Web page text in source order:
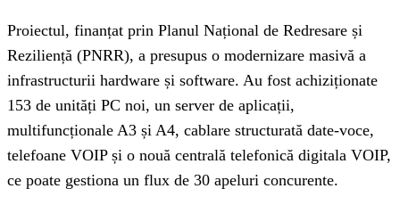
Proiectul, finanțat prin Planul Național de Redresare și
Reziliență (PNRR), a presupus o modernizare masivă a
infrastructurii hardware și software. Au fost achiziționate
153 de unități PC noi, un server de aplicații,
multifuncționale A3 și A4, cablare structurată date-voce,
telefoane VOIP și o nouă centrală telefonică digitala VOIP,
ce poate gestiona un flux de 30 apeluri concurente.